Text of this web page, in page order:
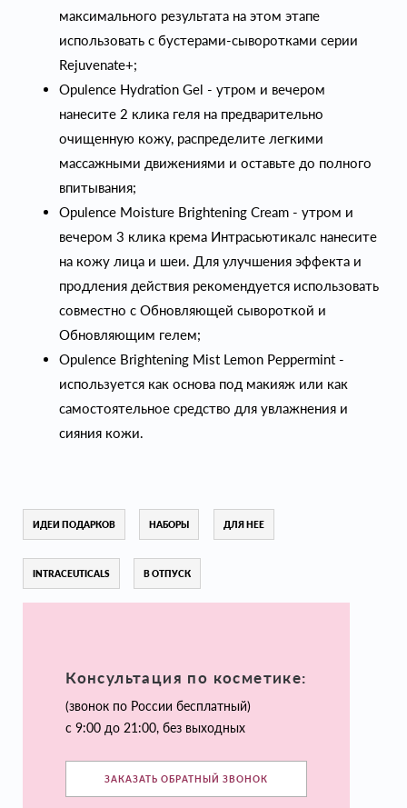
максимального результата на этом этапе
использовать с бустерами-сыворотками серии
Rejuvenate+;
Opulence Hydration Gel - утром и вечером
нанесите 2 клика геля на предварительно
очищенную кожу, распределите легкими
массажными движениями и оставьте до полного
впитывания;
Opulence Moisture Brightening Cream - утром и
вечером 3 клика крема Интрасьютикалс нанесите
на кожу лица и шеи. Для улучшения эффекта и
продления действия рекомендуется использовать
совместно с Обновляющей сывороткой и
Обновляющим гелем;
Opulence Brightening Mist Lemon Peppermint -
используется как основа под макияж или как
самостоятельное средство для увлажнения и
сияния кожи.
ИДЕИ ПОДАРКОВ НАБОРЫ ДЛЯ НЕЕ
INTRACEUTICALS В ОТПУСК
Консультация по косметике:
(звонок по России бесплатный)
с 9:00 до 21:00, без выходных
ЗАКАЗАТЬ ОБРАТНЫЙ ЗВОНОК